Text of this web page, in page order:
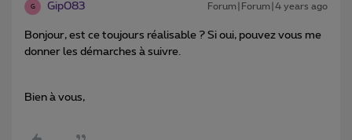
G Gip083 Forum|Forum|4 years ago
Bonjour, est ce toujours réalisable ? Si oui, pouvez vous me
donner les démarches à suivre.
Bien à vous,